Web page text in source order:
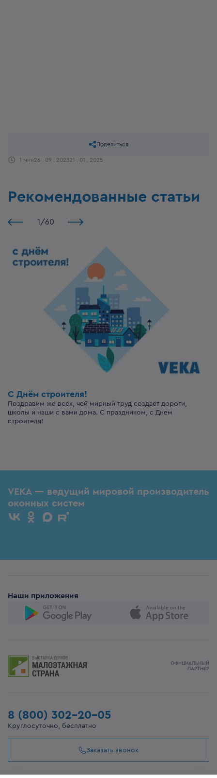
1 мин26 . 09 . 202321 . 01 . 2025
Поделиться
Рекомендованные статьи
1 /60
С Днём строителя!
Поздравим же всех, чей мирный труд создаёт дороги,
школы и наши с вами дома. С праздником, с Днём
строителя!
VEKA — ведущий мировой производитель
оконных систем
Наши приложения
8 (800) 302-20-05
Круглосуточно, бесплатно
Заказать звонок
ОФИЦИАЛЬНЫЙ
ПАРТНЕР